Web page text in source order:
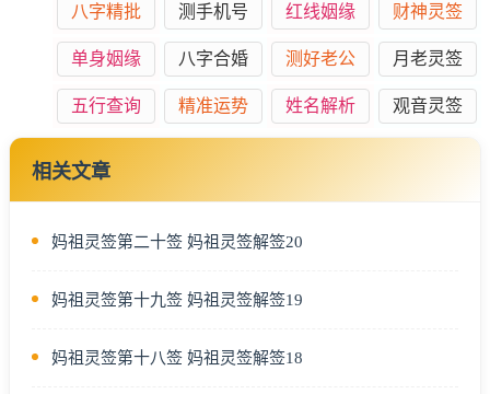
八字精批 测手机号 红线姻缘 财神灵签
单身姻缘 八字合婚 测好老公 月老灵签
五行查询 精准运势 姓名解析 观音灵签
相关文章
妈祖灵签第二十签 妈祖灵签解签20
妈祖灵签第十九签 妈祖灵签解签19
妈祖灵签第十八签 妈祖灵签解签18